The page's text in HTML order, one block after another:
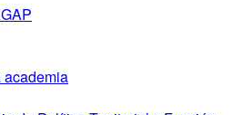
academia